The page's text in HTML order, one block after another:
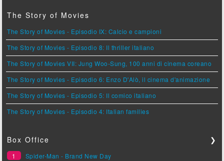
The Story of Movies
The Story of Movies - Episodio IX: Calcio e campioni
The Story of Movies - Episodio 8: Il thriller italiano
The Story of Movies VII: Jung Woo-Sung, 100 anni di cinema coreano
The Story of Movies - Episodio 6: Enzo D'Alò, il cinema d'animazione
The Story of Movies - Episodio 5: Il comico italiano
The Story of Movies - Episodio 4: Italian families
Box Office ❯
1
Spider-Man - Brand New Day